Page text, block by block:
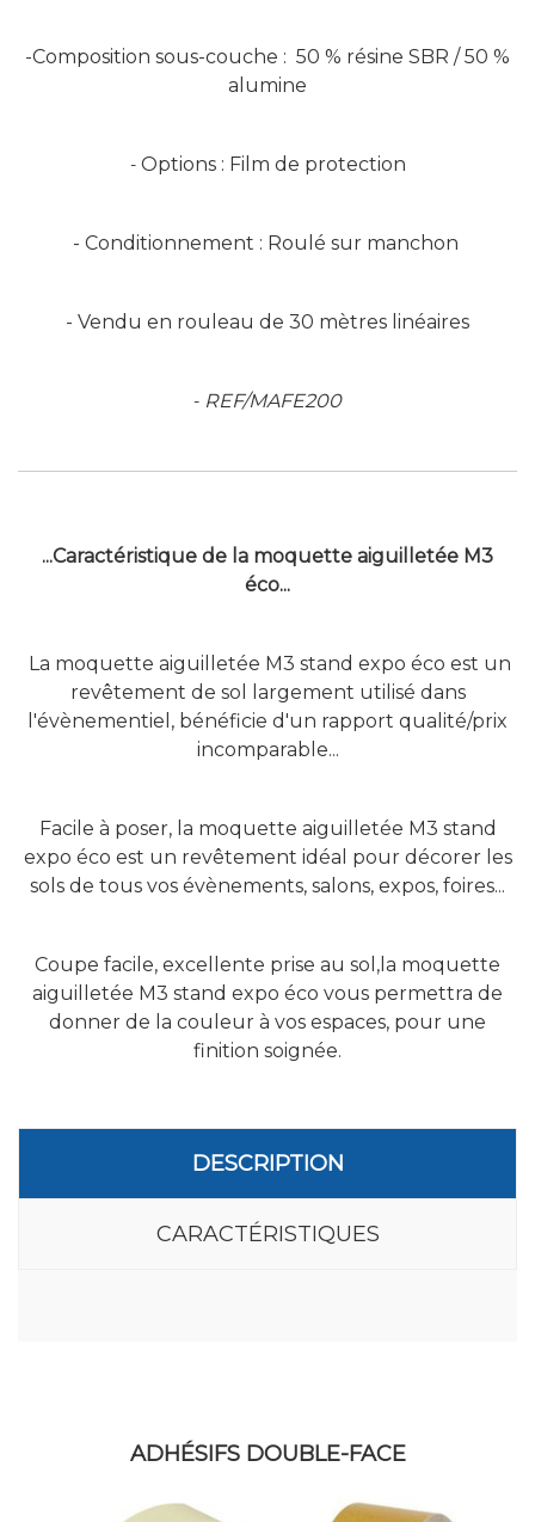
-Composition sous-couche : 50 % résine SBR / 50 %
alumine
- Options : Film de protection
- Conditionnement : Roulé sur manchon
- Vendu en rouleau de 30 mètres linéaires
- REF/MAFE200
...Caractéristique de la moquette aiguilletée M3
éco...
La moquette aiguilletée M3 stand expo éco est un
revêtement de sol largement utilisé dans
l'évènementiel, bénéficie d'un rapport qualité/prix
incomparable...
Facile à poser, la moquette aiguilletée M3 stand
expo éco est un revêtement idéal pour décorer les
sols de tous vos évènements, salons, expos, foires...
Coupe facile, excellente prise au sol, la moquette
aiguilletée M3 stand expo éco vous permettra de
donner de la couleur à vos espaces, pour une
finition soignée.
DESCRIPTION
CARACTÉRISTIQUES
ADHÉSIFS DOUBLE-FACE